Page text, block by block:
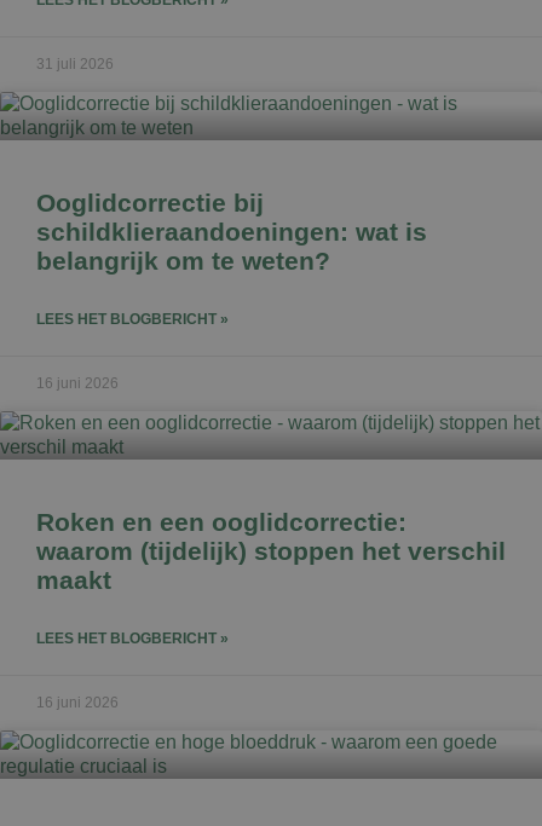
31 juli 2026
Ooglidcorrectie bij
schildklieraandoeningen: wat is
belangrijk om te weten?
LEES HET BLOGBERICHT »
16 juni 2026
Roken en een ooglidcorrectie:
waarom (tijdelijk) stoppen het verschil
maakt
LEES HET BLOGBERICHT »
16 juni 2026